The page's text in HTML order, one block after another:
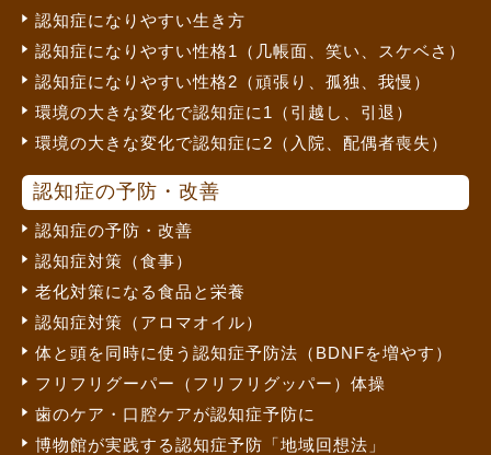
認知症になりやすい生き方
認知症になりやすい性格1（几帳面、笑い、スケベさ）
認知症になりやすい性格2（頑張り、孤独、我慢）
環境の大きな変化で認知症に1（引越し、引退）
環境の大きな変化で認知症に2（入院、配偶者喪失）
認知症の予防・改善
認知症の予防・改善
認知症対策（食事）
老化対策になる食品と栄養
認知症対策（アロマオイル）
体と頭を同時に使う認知症予防法（BDNFを増やす）
フリフリグーパー（フリフリグッパー）体操
歯のケア・口腔ケアが認知症予防に
博物館が実践する認知症予防「地域回想法」